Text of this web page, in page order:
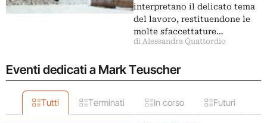
interpretano il delicato tema
del lavoro, restituendone le
molte sfaccettature…
di Alessandra Quattordio
Eventi dedicati a Mark Teuscher
Tutti Terminati In corso Futuri